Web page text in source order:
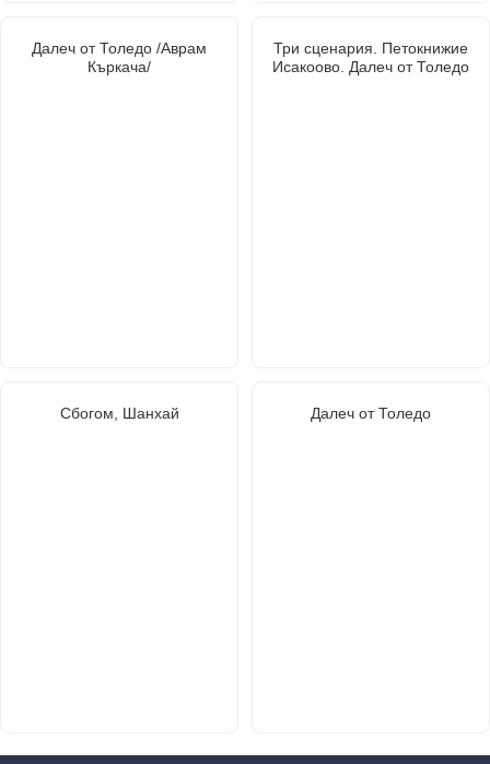
Далеч от Толедо /Аврам
Къркача/
Три сценария. Петокнижие
Исакоово. Далеч от Толедо
Сбогом, Шанхай Далеч от Толедо